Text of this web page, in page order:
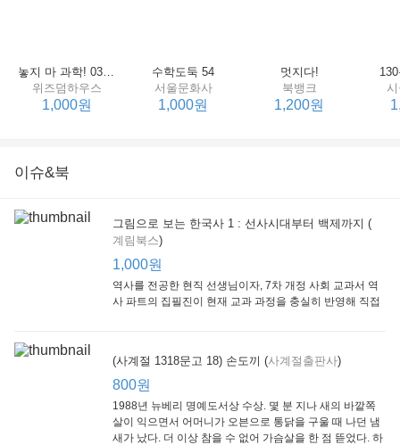
Little, Brown
1,000원
놓지 마 과학! 03 : 정신이 공룡에 정신 놓다
위즈덤하우스
1,000원
수학도둑 54
서울문화사
1,000원
멋지다!
북뱅크
1,200원
이슈&북
그림으로 보는 한국사 1 : 선사시대부터 백제까지 (
계림북스)
1,000원
역사를 전공한 현직 선생님이자, 7차 개정 사회 교과서 역
사 파트의 집필진이 현재 교과 과정을 충실히 반영해 직접
(사계절 1318문고 18) 손도끼 (사계절출판사)
800원
1988년 뉴베리 명예도서상 수상. 몇 분 지나 새의 바깥쪽
살이 익으면서 어머니가 오븐으로 통닭을 구울 때 나던 냄
새가 났다. 더 이상 참을 수 없어 가슴살을 한 점 뜯었다. 하